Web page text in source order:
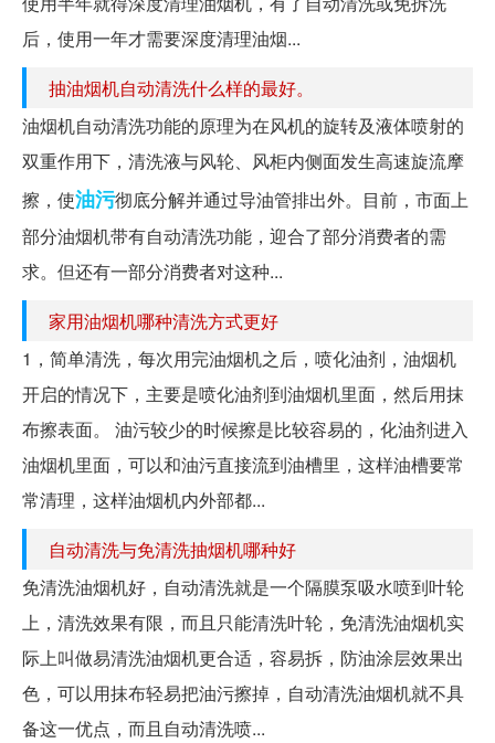
后，使用一年才需要深度清理油烟...
抽油烟机自动清洗什么样的最好。
油烟机自动清洗功能的原理为在风机的旋转及液体喷射的
双重作用下，清洗液与风轮、风柜内侧面发生高速旋流摩
擦，使油污彻底分解并通过导油管排出外。目前，市面上
部分油烟机带有自动清洗功能，迎合了部分消费者的需
求。但还有一部分消费者对这种...
家用油烟机哪种清洗方式更好
1，简单清洗，每次用完油烟机之后，喷化油剂，油烟机
开启的情况下，主要是喷化油剂到油烟机里面，然后用抹
布擦表面。 油污较少的时候擦是比较容易的，化油剂进入
油烟机里面，可以和油污直接流到油槽里，这样油槽要常
常清理，这样油烟机内外部都...
自动清洗与免清洗抽烟机哪种好
免清洗油烟机好，自动清洗就是一个隔膜泵吸水喷到叶轮
上，清洗效果有限，而且只能清洗叶轮，免清洗油烟机实
际上叫做易清洗油烟机更合适，容易拆，防油涂层效果出
色，可以用抹布轻易把油污擦掉，自动清洗油烟机就不具
备这一优点，而且自动清洗喷...